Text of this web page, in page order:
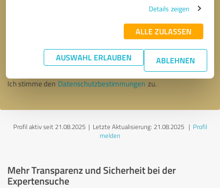
Details zeigen
ALLE ZULASSEN
AUSWAHL ERLAUBEN ABLEHNEN
* Erforderliche Angaben
Nachricht senden
Ich stimme den Datenschutzbestimmungen zu.
Profil aktiv seit 21.08.2025 | Letzte Aktualisierung: 21.08.2025| Profil
melden
Mehr Transparenz und Sicherheit bei der
Expertensuche